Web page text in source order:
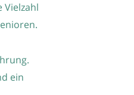
Vielzahl
ein